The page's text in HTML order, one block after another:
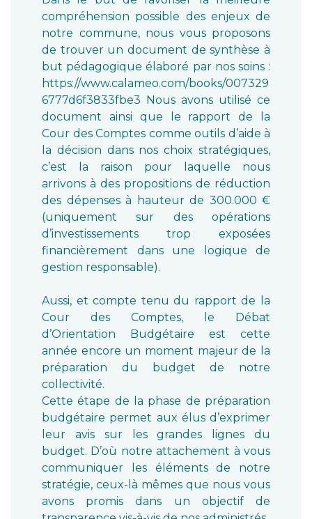
compréhension possible des enjeux de
notre commune, nous vous proposons
de trouver un document de synthèse à
but pédagogique élaboré par nos soins :
https://www.calameo.com/books/007329
6777d6f3833fbe3 Nous avons utilisé ce
document ainsi que le rapport de la
Cour des Comptes comme outils d’aide à
la décision dans nos choix stratégiques,
c’est la raison pour laquelle nous
arrivons à des propositions de réduction
des dépenses à hauteur de 300.000 €
(uniquement sur des opérations
d’investissements trop exposées
financièrement dans une logique de
gestion responsable).
Aussi, et compte tenu du rapport de la
Cour des Comptes, le Débat
d’Orientation Budgétaire est cette
année encore un moment majeur de la
préparation du budget de notre
collectivité.
Cette étape de la phase de préparation
budgétaire permet aux élus d’exprimer
leur avis sur les grandes lignes du
budget. D’où notre attachement à vous
communiquer les éléments de notre
stratégie, ceux-là mêmes que nous vous
avons promis dans un objectif de